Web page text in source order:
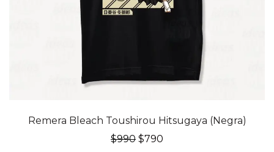
20% OFF
Remera Bleach Toushirou Hitsugaya (Negra)
$990 El
$790